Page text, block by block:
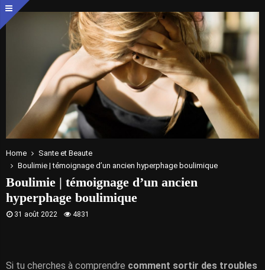
Home
Sante et Beaute
Boulimie | témoignage d’un ancien hyperphage boulimique
Boulimie | témoignage d’un ancien
hyperphage boulimique
31 août 2022 4831
Si tu cherches à comprendre comment sortir des troubles